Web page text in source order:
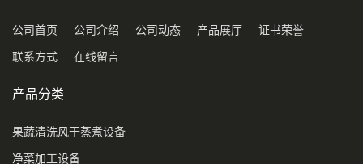
公司首页 公司介绍 公司动态 产品展厅 证书荣誉
联系方式 在线留言
产品分类
果蔬清洗风干蒸煮设备
净菜加工设备